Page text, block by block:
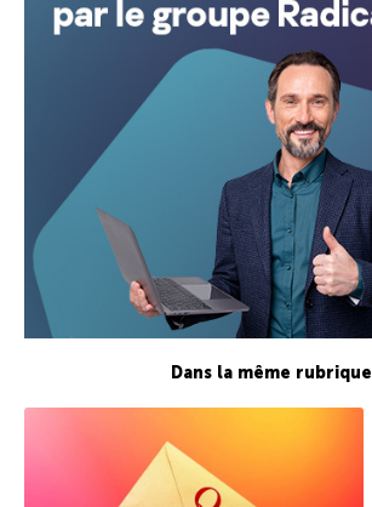
Dans la même rubrique